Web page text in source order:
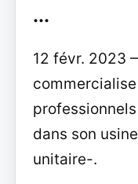
...
12 févr. 2023
dans son
unitaire-.